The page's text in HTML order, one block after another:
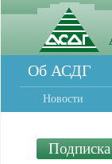
Об АСДГ
Новости